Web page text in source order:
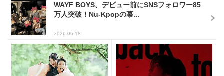
WAYF BOYS、デビュー前にSNSフォロワー85
万人突破！Nu-Kpopの幕...
2026.06.18